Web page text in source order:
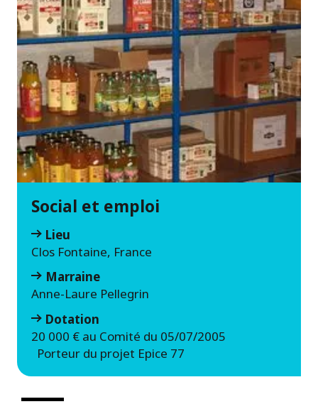
Social et emploi
Lieu
Clos Fontaine, France
Marraine
Anne-Laure Pellegrin
Dotation
20 000 € au Comité du 05/07/2005
Porteur du projet Epice 77